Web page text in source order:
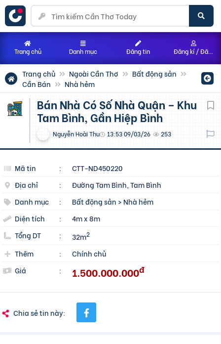
Trang chủ Ngoài Cần Thơ
Bất động sản
Cần Bán
Nhà hẻm
Bán Nhà Có Số Nhà Quận – Khu
Tam Bình, Gần Hiệp Bình
Nguyễn Hoài Thu 13:53 09/03/26 253
Mã tin :
CTT-ND450220
Địa chỉ
:
Đường Tam Bình, Tam Bình
Danh mục
: Bất động sản > Nhà hẻm
Diện tích
:
4m x 8m
Tổng DT
: 32m2
Thêm :
Chính chủ
Giá
: 1.500.000.000đ
Chia sẻ tin này:
Trang chủ Danh mục Đăng tin